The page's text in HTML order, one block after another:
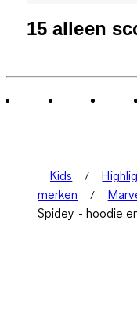
15 alleen
Kids
merken
Spidey - hoodie